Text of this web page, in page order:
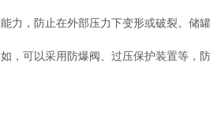
，防止在外部压力下变形或破裂。储罐
可以采用防爆阀、过压保护装置等，防